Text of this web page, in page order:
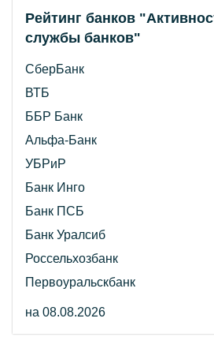
Рейтинг банков
службы банков"
СберБанк
ВТБ
ББР Банк
Альфа-Банк
УБРиР
Банк Инго
Банк ПСБ
Банк Уралсиб
Россельхозбанк
Первоуральскбанк
на 08.08.2026